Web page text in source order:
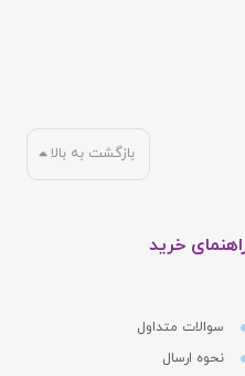
خرید
سوالات متداول
نحوه ارسال
بازگشت به بالا